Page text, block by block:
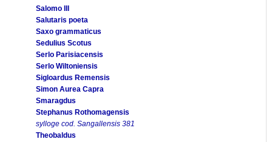
Salomo III
Salutaris poeta
Saxo grammaticus
Sedulius Scotus
Serlo Parisiacensis
Serlo Wiltoniensis
Sigloardus Remensis
Simon Aurea Capra
Smaragdus
Stephanus Rothomagensis
sylloge cod. Sangallensis 381
Theobaldus